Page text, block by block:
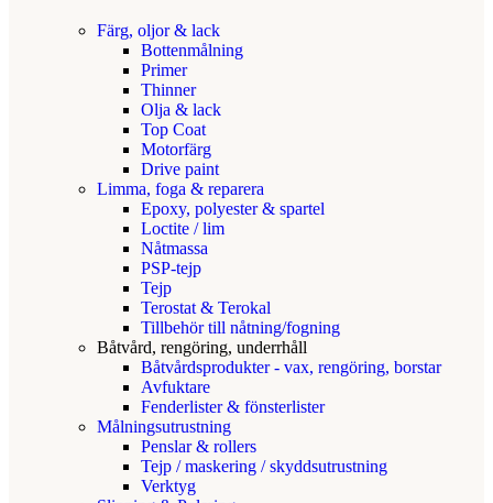
Färg, oljor & lack
Bottenmålning
Primer
Thinner
Olja & lack
Top Coat
Motorfärg
Drive paint
Limma, foga & reparera
Epoxy, polyester & spartel
Loctite / lim
Nåtmassa
PSP-tejp
Tejp
Terostat & Terokal
Tillbehör till nåtning/fogning
Båtvård, rengöring, underrhåll
Båtvårdsprodukter - vax, rengöring, borstar
Avfuktare
Fenderlister & fönsterlister
Målningsutrustning
Penslar & rollers
Tejp / maskering / skyddsutrustning
Verktyg